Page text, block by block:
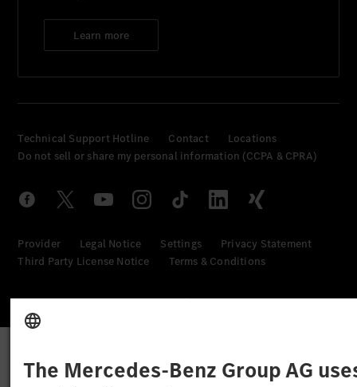
Learn more
Technical Support Hotline Contact
Locations
Do not sell or share my personal information (CCPA & CPRA)
Provider Legal Notice Settings
Privacy Statement
Third Party License Notice
Terms & Conditions
© 2026 Mercedes-Benz Group AG. All rights reserved.